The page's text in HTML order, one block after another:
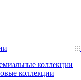
коллекции
коллекции